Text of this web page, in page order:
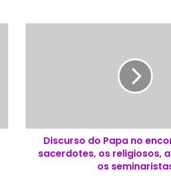
d
Discurso do Papa no
sacerdotes, os religiosos,
os